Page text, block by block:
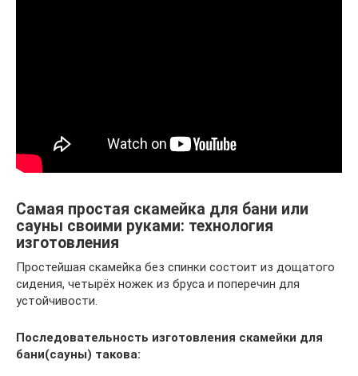
Самая простая скамейка для бани или
сауны своими руками: технология
изготовления
Простейшая скамейка без спинки состоит из дощатого
сидения, четырёх ножек из бруса и поперечин для
устойчивости.
Последовательность изготовления скамейки для
бани(сауны) такова: